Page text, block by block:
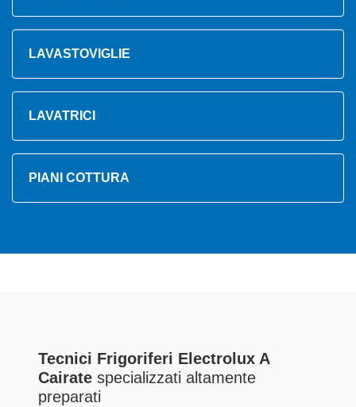
LAVASTOVIGLIE
LAVATRICI
PIANI COTTURA
Tecnici Frigoriferi Electrolux A
Cairate specializzati altamente
preparati